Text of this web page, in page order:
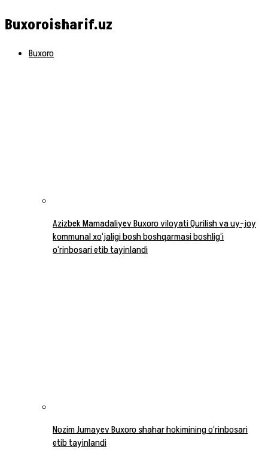
Buxoroisharif.uz
Buxoro
Azizbek Mamadaliyev Buxoro viloyati Qurilish va uy-joy
kommunal xo‘jaligi bosh boshqarmasi boshlig‘i
o‘rinbosari etib tayinlandi
Nozim Jumayev Buxoro shahar hokimining o‘rinbosari
etib tayinlandi